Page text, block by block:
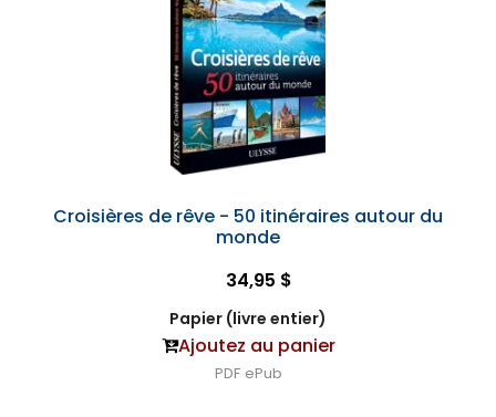
Croisières de rêve - 50 itinéraires autour du
monde
34,95 $
Papier (livre entier)
Ajoutez au panier
PDF ePub